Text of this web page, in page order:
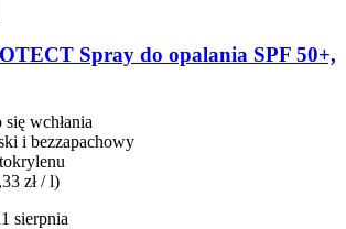
Spray do opalania SPF 50+,
się wchłania
i bezzapachowy
zł / l)
sierpnia